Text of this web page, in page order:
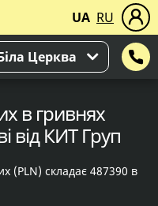
UA RU
Церква
в гривнях
від КИТ Груп
(PLN) складає 487390 в